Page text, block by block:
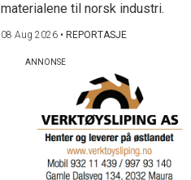
materialene til norsk industri.
08 Aug 2026 • REPORTASJE